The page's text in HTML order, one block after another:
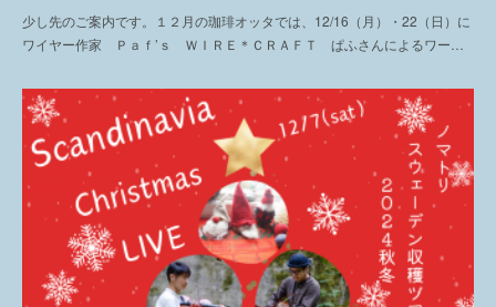
少し先のご案内です。１２月の珈琲オッタでは、12/16（月）・22（日）に
ワイヤー作家 Ｐａｆ’ｓ ＷＩＲＥ＊ＣＲＡＦＴ ぱふさんによるワー…